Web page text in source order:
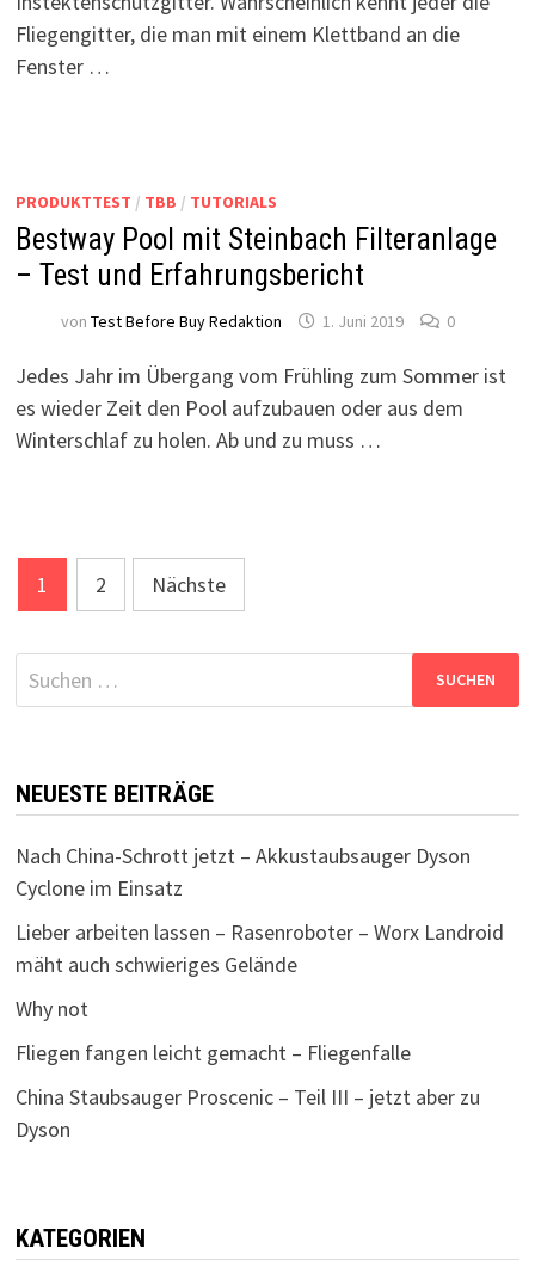
Fliegengitter, die man mit einem Klettband an die
Fenster …
PRODUKTTEST / TBB / TUTORIALS
Bestway Pool mit Steinbach Filteranlage
– Test und Erfahrungsbericht
von Test Before Buy Redaktion 1. Juni 2019 0
Jedes Jahr im Übergang vom Frühling zum Sommer ist
es wieder Zeit den Pool aufzubauen oder aus dem
Winterschlaf zu holen. Ab und zu muss …
Beitragsnavigation
1 2 Nächste
Suchen
nach:
NEUESTE BEITRÄGE
Nach China-Schrott jetzt – Akkustaubsauger Dyson
Cyclone im Einsatz
Lieber arbeiten lassen – Rasenroboter – Worx Landroid
mäht auch schwieriges Gelände
Why not
Fliegen fangen leicht gemacht – Fliegenfalle
China Staubsauger Proscenic – Teil III – jetzt aber zu
Dyson
KATEGORIEN